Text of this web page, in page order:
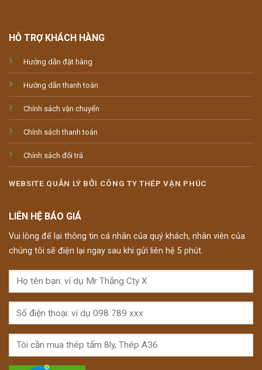
HỖ TRỢ KHÁCH HÀNG
Hướng dẫn đặt hàng
Hướng dẫn thanh toán
Chính sách vận chuyển
Chính sách thanh toán
Chính sách đổi trả
WEBSITE QUẢN LÝ BỞI CÔNG TY THÉP VẠN PHÚC
LIÊN HỆ BÁO GIÁ
Vui lòng để lại thông tin cá nhân của quý khách, nhân viên của
chúng tôi sẽ điện lại ngay sau khi gửi liên hệ 5 phút.